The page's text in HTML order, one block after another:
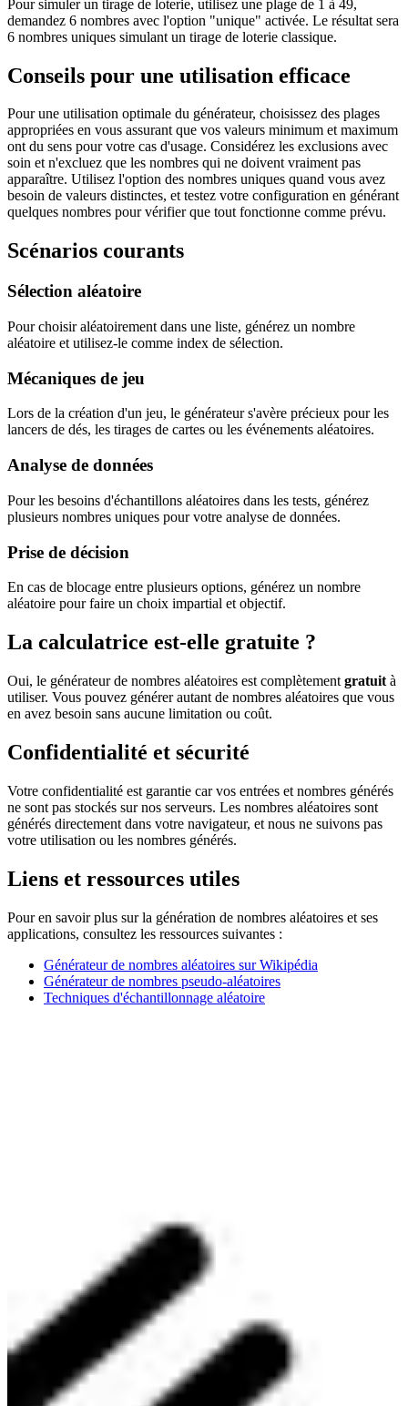
Pour simuler un tirage de loterie, utilisez une plage de 1 à 49,
demandez 6 nombres avec l'option "unique" activée. Le résultat sera
6 nombres uniques simulant un tirage de loterie classique.
Conseils pour une utilisation efficace
Pour une utilisation optimale du générateur, choisissez des plages
appropriées en vous assurant que vos valeurs minimum et maximum
ont du sens pour votre cas d'usage. Considérez les exclusions avec
soin et n'excluez que les nombres qui ne doivent vraiment pas
apparaître. Utilisez l'option des nombres uniques quand vous avez
besoin de valeurs distinctes, et testez votre configuration en générant
quelques nombres pour vérifier que tout fonctionne comme prévu.
Scénarios courants
Sélection aléatoire
Pour choisir aléatoirement dans une liste, générez un nombre
aléatoire et utilisez-le comme index de sélection.
Mécaniques de jeu
Lors de la création d'un jeu, le générateur s'avère précieux pour les
lancers de dés, les tirages de cartes ou les événements aléatoires.
Analyse de données
Pour les besoins d'échantillons aléatoires dans les tests, générez
plusieurs nombres uniques pour votre analyse de données.
Prise de décision
En cas de blocage entre plusieurs options, générez un nombre
aléatoire pour faire un choix impartial et objectif.
La calculatrice est-elle gratuite ?
Oui, le générateur de nombres aléatoires est complètement gratuit à
utiliser. Vous pouvez générer autant de nombres aléatoires que vous
en avez besoin sans aucune limitation ou coût.
Confidentialité et sécurité
Votre confidentialité est garantie car vos entrées et nombres générés
ne sont pas stockés sur nos serveurs. Les nombres aléatoires sont
générés directement dans votre navigateur, et nous ne suivons pas
votre utilisation ou les nombres générés.
Liens et ressources utiles
Pour en savoir plus sur la génération de nombres aléatoires et ses
applications, consultez les ressources suivantes :
Générateur de nombres aléatoires sur Wikipédia
Générateur de nombres pseudo-aléatoires
Techniques d'échantillonnage aléatoire